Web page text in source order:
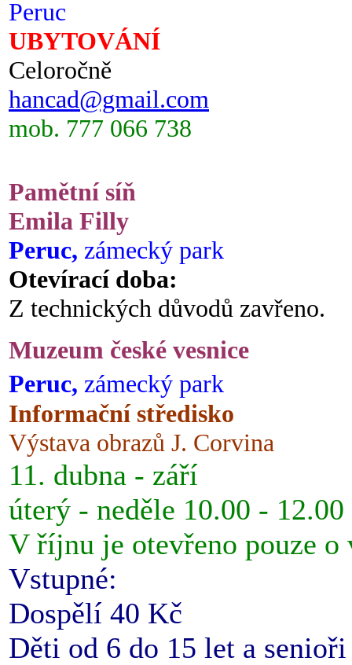
Peruc
UBYTOVÁNÍ
Celoročně
hancad@gmail.com
mob. 777 066 738
Pamětní síň
Emila Filly
Peruc, zámecký park
Otevírací doba:
Z technických důvodů zavřeno.
Muzeum české vesnice
Peruc, zámecký park
Informační středisko
Výstava obrazů J. Corvina
11. dubna - září
úterý - neděle 10.00 -
V říjnu je otevřeno pouze o
Vstupné:
Dospělí 40 Kč
Děti od 6 do 15 let a